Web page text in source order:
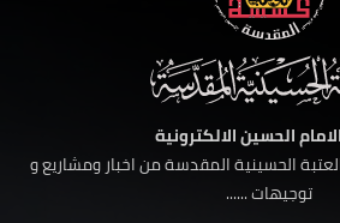
الحسين الالكترونية
الحسينية المقدسة من اخبار ومشاريع و
توجيهات ......